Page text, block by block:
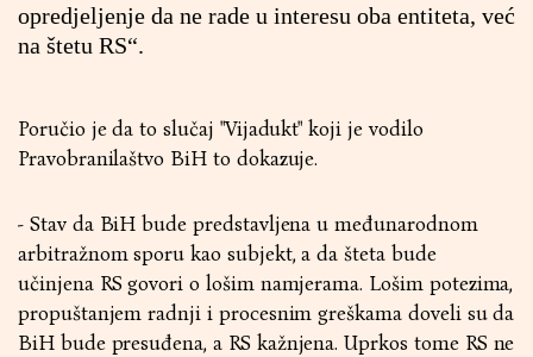
opredjeljenje da ne rade u interesu oba entiteta, već
na štetu RS“.
Poručio je da to slučaj "Vijadukt" koji je vodilo
Pravobranilaštvo BiH to dokazuje.
- Stav da BiH bude predstavljena u međunarodnom
arbitražnom sporu kao subjekt, a da šteta bude
učinjena RS govori o lošim namjerama. Lošim potezima,
propuštanjem radnji i procesnim greškama doveli su da
BiH bude presuđena, a RS kažnjena. Uprkos tome RS ne